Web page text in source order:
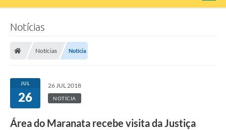
Notícias
Notícias Notícia
JUL
26
26 JUL 2018
NOTÍCIA
Área do Maranata recebe visita da Justiça